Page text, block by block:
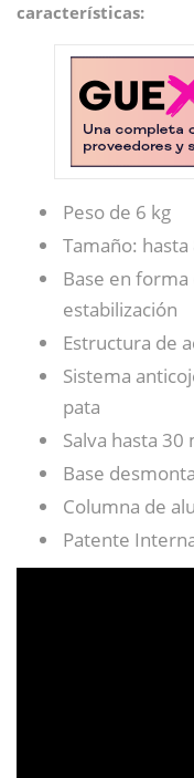
características:
Peso de 6 kg
Tamaño:
Base en
estabilización
Estructura de
Sistema
pata
Salva hasta
Base
Columna de
Patente